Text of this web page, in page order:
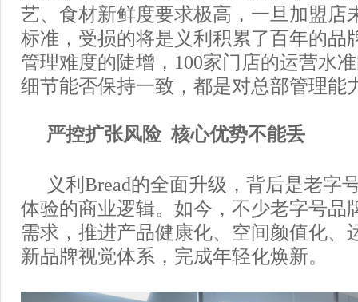
艺、食材新鲜度要求极高，一旦加盟店
标准，受损的将是义利积累了百年的品
管理难度的陡增，100家门店的运营水
细节能否保持一致，都是对总部管理能
严控扩张风险 核心优势不能丢
义利Bread的全面升级，背后是老字
体验的商业逻辑。如今，不少老字号品
需求，推进产品健康化、空间颜值化、
新品牌视觉体系，完成年轻化焕新。